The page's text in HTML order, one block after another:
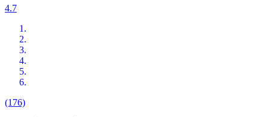
4.7
(176)